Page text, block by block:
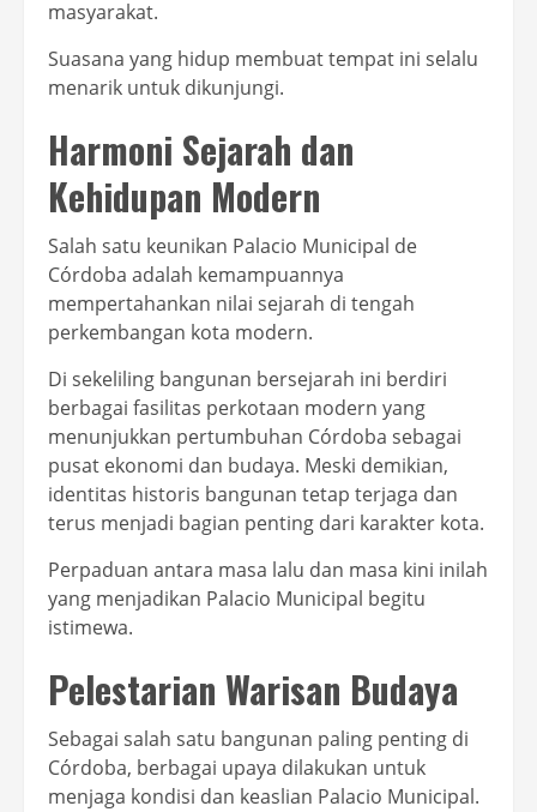
masyarakat.
Suasana yang hidup membuat tempat ini selalu
menarik untuk dikunjungi.
Harmoni Sejarah dan
Kehidupan Modern
Salah satu keunikan Palacio Municipal de
Córdoba adalah kemampuannya
mempertahankan nilai sejarah di tengah
perkembangan kota modern.
Di sekeliling bangunan bersejarah ini berdiri
berbagai fasilitas perkotaan modern yang
menunjukkan pertumbuhan Córdoba sebagai
pusat ekonomi dan budaya. Meski demikian,
identitas historis bangunan tetap terjaga dan
terus menjadi bagian penting dari karakter kota.
Perpaduan antara masa lalu dan masa kini inilah
yang menjadikan Palacio Municipal begitu
istimewa.
Pelestarian Warisan Budaya
Sebagai salah satu bangunan paling penting di
Córdoba, berbagai upaya dilakukan untuk
menjaga kondisi dan keaslian Palacio Municipal.